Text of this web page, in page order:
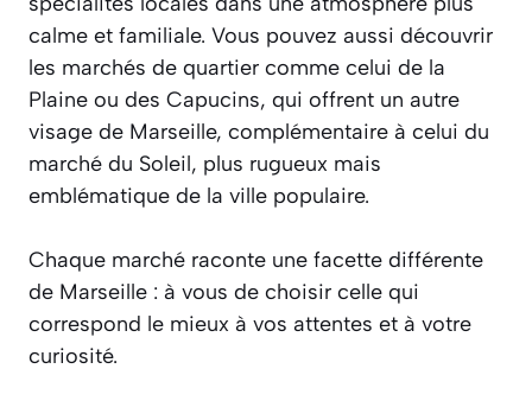
calme et familiale. Vous pouvez aussi découvrir
les marchés de quartier comme celui de la
Plaine ou des Capucins, qui offrent un autre
visage de Marseille, complémentaire à celui du
marché du Soleil, plus rugueux mais
emblématique de la ville populaire.
Chaque marché raconte une facette différente
de Marseille : à vous de choisir celle qui
correspond le mieux à vos attentes et à votre
curiosité.